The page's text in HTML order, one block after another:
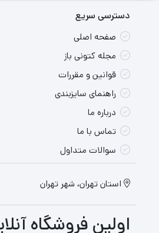
دسترسی سریع
صفحه اصلی
مجله کتونی باز
قوانین و مقررات
راهنمای سایزبندی
درباره ما
تماس با ما
سوالات متداول
استان تهران، شهر تهران
اولین فروشگاه